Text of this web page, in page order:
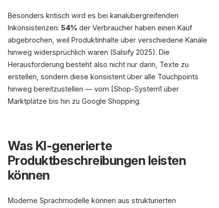
Besonders kritisch wird es bei kanalübergreifenden
Inkonsistenzen: 54% der Verbraucher haben einen Kauf
abgebrochen, weil Produktinhalte über verschiedene Kanäle
hinweg widersprüchlich waren (Salsify 2025). Die
Herausforderung besteht also nicht nur darin, Texte zu
erstellen, sondern diese konsistent über alle Touchpoints
hinweg bereitzustellen — vom [Shop-System1 über
Marktplätze bis hin zu Google Shopping.
Was KI-generierte
Produktbeschreibungen leisten
können
Moderne Sprachmodelle können aus strukturierten